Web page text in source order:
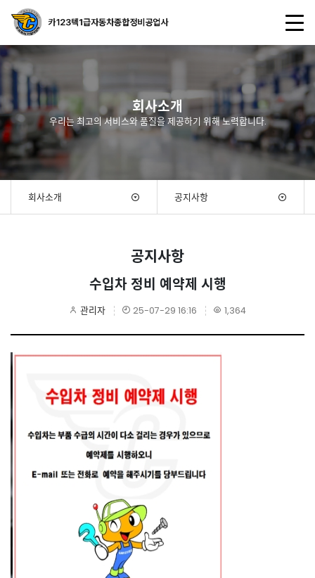
회사소개
우리는 최고의 서비스와 품질을 제공하기 위해 노력합니다.
회사소개 공지사항
공지사항
수입차 정비 예약제 시행
관리자 25-07-29 16:16 1,364